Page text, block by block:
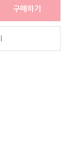
구매하기